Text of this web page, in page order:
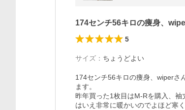
174センチ56キロの痩身、
5
サイズ ： ちょうどよい
174センチ56キロの痩身、wiperさ
ます。
昨年買った1枚目はM-Rを購入、
はいえ非常に暖かいのでよほど寒